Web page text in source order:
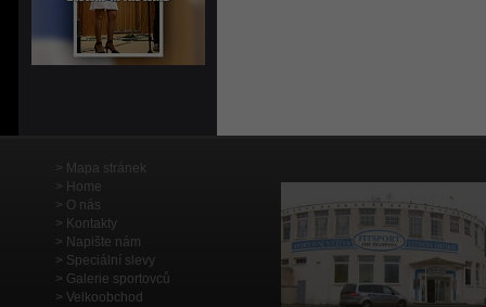
Mapa stránek
Home
O nás
Kontakty
Napište nám
Speciální slevy
Galerie sportovců
Velkoobchod